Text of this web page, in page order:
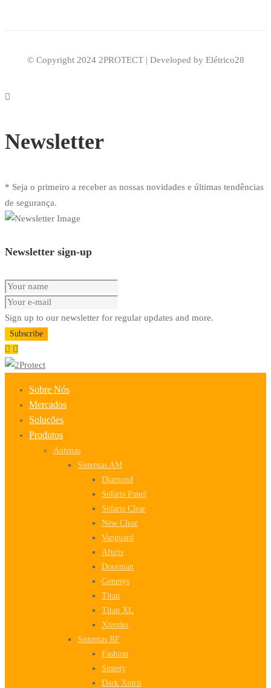
© Copyright 2024 2PROTECT | Developed by Elétrico28
Newsletter
* Seja o primeiro a receber as nossas novidades e últimas tendências
de segurança.
Newsletter sign-up
Sign up to our newsletter for regular updates and more.
Subscribe
Sobre Nós
Mercados
Soluções
Produtos
Antenas
Sistemas AM
Diamond
Solaris Panel
Solaris Clear
New Clear
Vanguard
Afuris
Doorman
Genesys
Titan
Titan XL
Xtender
Sistemas RF
Fashion
Sintety
Dark Xpirit